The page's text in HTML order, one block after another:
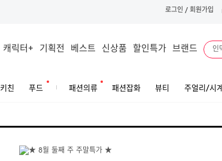
로그인 / 회원가입
캐릭터+ 기획전 베스트 신상품 할인특가 브랜드
키친 푸드 패션의류 패션잡화 뷰티 주얼리/시계